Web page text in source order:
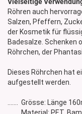
Röhren auch
Salzen, Pfeffern,
der Kosmetik für
Badesalze. Schenken
Röhrchen, der
Dieses Röhrchen hat
aufgestellt werden.
....... Grösse: Länge